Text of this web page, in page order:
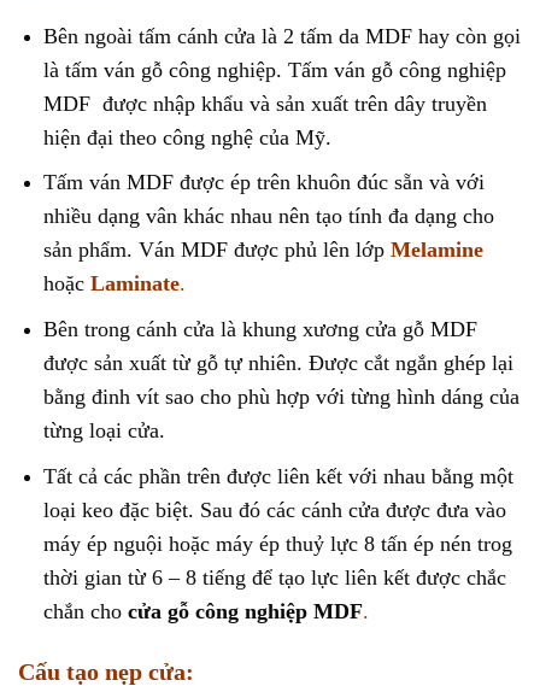
Bên ngoài tấm cánh cửa là 2 tấm da MDF hay còn gọi
là tấm ván gỗ công nghiệp. Tấm ván gỗ công nghiệp
MDF được nhập khẩu và sản xuất trên dây truyền
hiện đại theo công nghệ của Mỹ.
Tấm ván MDF được ép trên khuôn đúc sẵn và với
nhiều dạng vân khác nhau nên tạo tính đa dạng cho
sản phẩm. Ván MDF được phủ lên lớp Melamine
hoặc Laminate.
Bên trong cánh cửa là khung xương cửa gỗ MDF
được sản xuất từ gỗ tự nhiên. Được cắt ngắn ghép lại
bằng đinh vít sao cho phù hợp với từng hình dáng của
từng loại cửa.
Tất cả các phần trên được liên kết với nhau bằng một
loại keo đặc biệt. Sau đó các cánh cửa được đưa vào
máy ép nguội hoặc máy ép thuỷ lực 8 tấn ép nén trog
thời gian từ 6 – 8 tiếng để tạo lực liên kết được chắc
chắn cho cửa gỗ công nghiệp MDF.
Cấu tạo nẹp cửa: